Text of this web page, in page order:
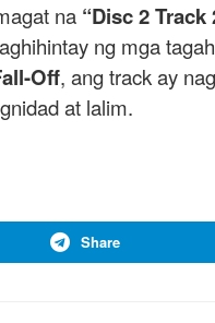
na “Disc 2 Track
ng mga
Off, ang track ay
at lalim.
Share